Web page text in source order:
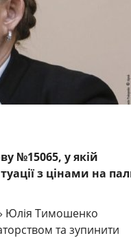
№15065, у якій
з цінами на
Юлія Тимошенко
та зупинити